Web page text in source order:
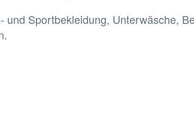
Sportbekleidung, Unterwäsche,